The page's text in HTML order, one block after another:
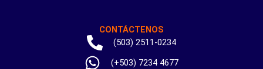
CONTÁCTENOS
(503) 2511-0234
(+503) 7234 4677